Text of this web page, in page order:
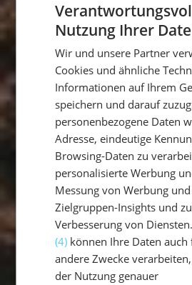
Nutzung Ihrer
Wir und unsere Partner
Cookies und ähnliche
Informationen auf Ihrem
speichern und darauf
personenbezogene Daten
Adresse, eindeutige
Browsing-Daten zu
personalisierte Werbung
Messung von Werbung
Zielgruppen-Insights und
Verbesserung von Diensten.
(4) können Ihre Daten auch
andere Zwecke
der Nutzung genauer